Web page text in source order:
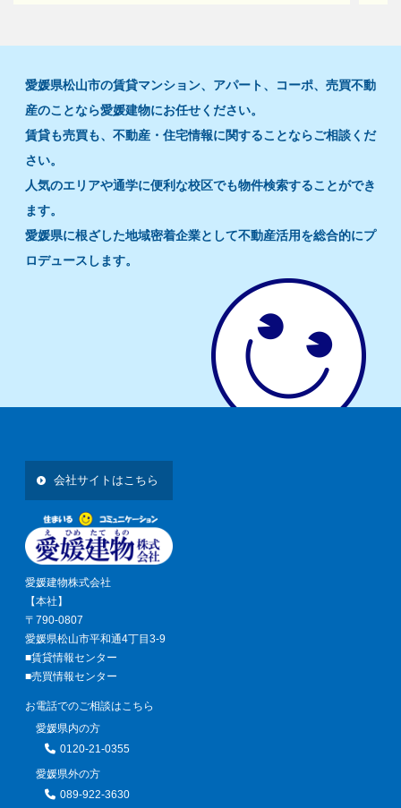
愛媛県松山市の賃貸マンション、アパート、コーポ、売買不動
産のことなら愛媛建物にお任せください。
賃貸も売買も、不動産・住宅情報に関することならご相談くだ
さい。
人気のエリアや通学に便利な校区でも物件検索することができ
ます。
愛媛県に根ざした地域密着企業として不動産活用を総合的にプ
ロデュースします。
会社サイトはこちら
愛媛建物株式会社
【本社】
〒790-0807
愛媛県松山市平和通4丁目3-9
■賃貸情報センター
■売買情報センター
お電話でのご相談はこちら
愛媛県内の方
0120-21-0355
愛媛県外の方
089-922-3630